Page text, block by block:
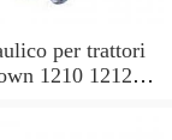
per trattori
1210 1212